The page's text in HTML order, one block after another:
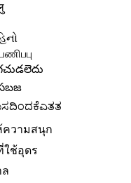
ความสนุก
ใช้อุดร
ล